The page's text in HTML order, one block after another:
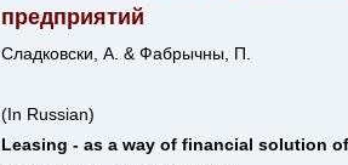
предприятий
Сладковски, А. & Фабрычны, П.
(In Russian)
Leasing - as a way of financial solution